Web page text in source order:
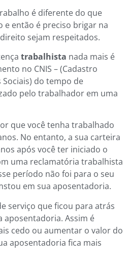
é diferente do que
e então é preciso brigar na
sejam respeitados.
trabalhista nada mais é
no CNIS – (Cadastro
do tempo de
pelo trabalhador em uma
que você tenha trabalhado
No entanto, a sua carteira
após você ter iniciado o
uma reclamatória trabalhista
período não foi para o seu
em sua aposentadoria.
serviço que ficou para atrás
aposentadoria. Assim é
cedo ou aumentar o valor do
aposentadoria fica mais